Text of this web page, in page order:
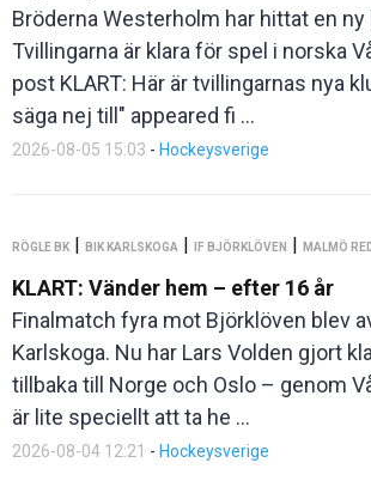
Bröderna Westerholm har hittat en
Tvillingarna är klara för spel i norska
post KLART: Här är tvillingarnas nya
säga nej till" appeared fi ...
2026-08-05 15:03 - Hockeysverige
RÖGLE BK | BIK KARLSKOGA | IF BJÖRKLÖVEN | MALMÖ
KLART: Vänder hem – efter 16 år
Finalmatch fyra mot Björklöven blev
Karlskoga. Nu har Lars Volden gjort
tillbaka till Norge och Oslo – genom
är lite speciellt att ta he ...
2026-08-04 12:21 - Hockeysverige